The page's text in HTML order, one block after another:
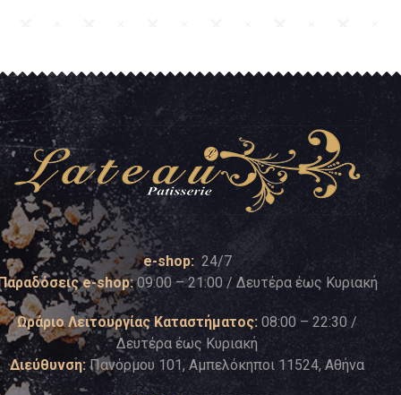
e-shop: 24/7
e-shop:09:00 – 21:00 / Δευτέρα έως Κυριακή
Ωράριο Λειτουργίας Καταστήματος: 08:00 – 22:30 /
Δευτέρα έως Κυριακή
Διεύθυνση: Πανόρμου 101, Αμπελόκηποι 11524, Αθήνα